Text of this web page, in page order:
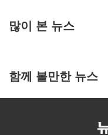
많이 본 뉴스
함께 볼만한 뉴스